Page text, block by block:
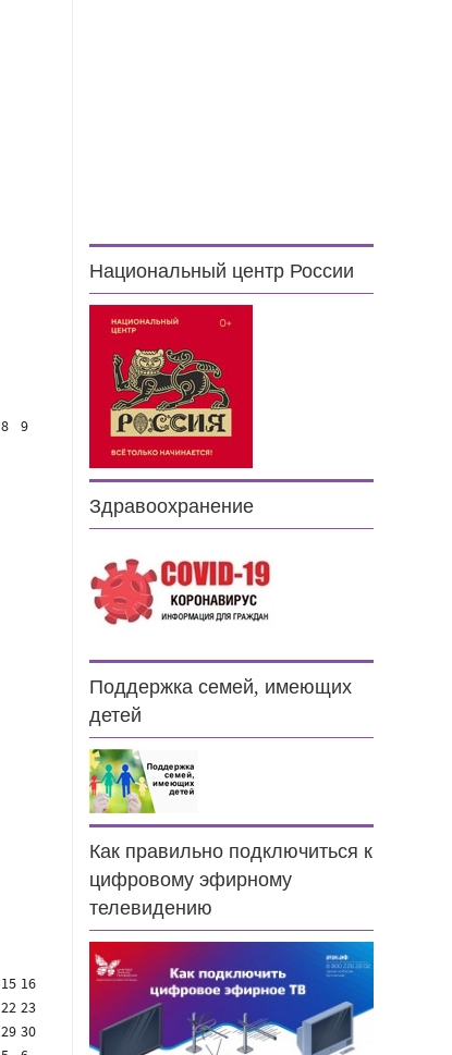
8 9
15 16
22 23
29 30
Национальный центр России
Здравоохранение
Поддержка семей, имеющих
детей
Как правильно подключиться к
цифровому эфирному
телевидению